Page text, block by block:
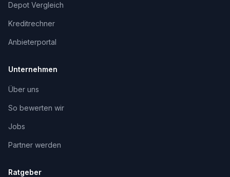
Depot Vergleich
Kreditrechner
Anbieterportal
Unternehmen
Über uns
So bewerten wir
Jobs
Partner werden
Ratgeber